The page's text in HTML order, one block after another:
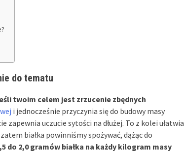
do tematu
twoim celem jest zrzucenie zbędnych
i jednocześnie przyczynia się do budowy masy
zapewnia uczucie sytości na dłużej. To z kolei ułatwia
białka powinniśmy spożywać, dążąc do
do 2,0 gramów białka na każdy kilogram masy